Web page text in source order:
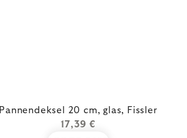
Pannendeksel 20 cm, glas, Fissler
17,39 €